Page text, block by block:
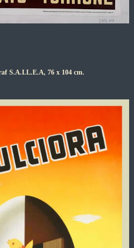
S.A.I.L.E.A, 76 x 104 cm.